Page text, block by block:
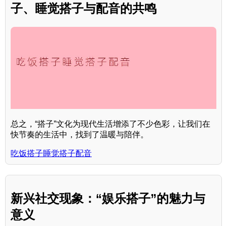
子、睡觉搭子与配音的共鸣
总之，“搭子”文化为现代生活增添了不少色彩，让我们在
快节奏的生活中，找到了温暖与陪伴。
吃饭搭子睡觉搭子配音
新兴社交现象：“娱乐搭子”的魅力与
意义